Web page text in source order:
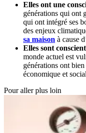
Elles ont une
générations qui ont
qui ont intégré ses
des enjeux
sa maison à cause
Elles sont
monde actuel est
générations ont
économique et
Pour aller plus loin